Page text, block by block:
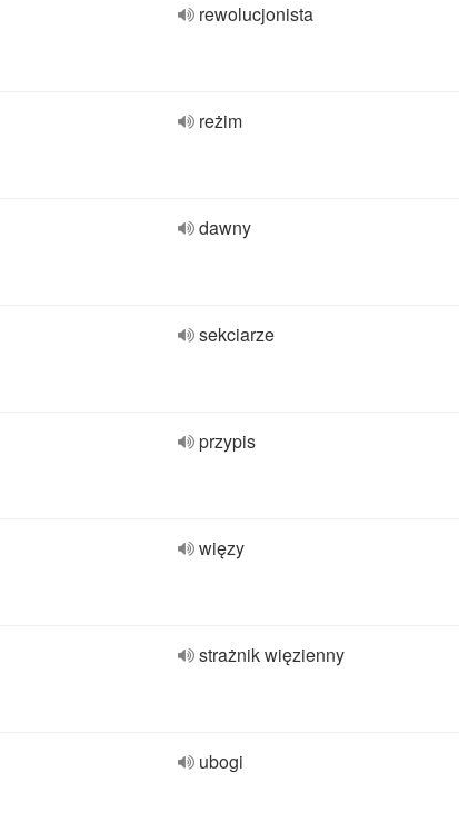
rewolucjonista
reżim
dawny
sekciarze
przypis
więzy
strażnik więzienny
ubogi